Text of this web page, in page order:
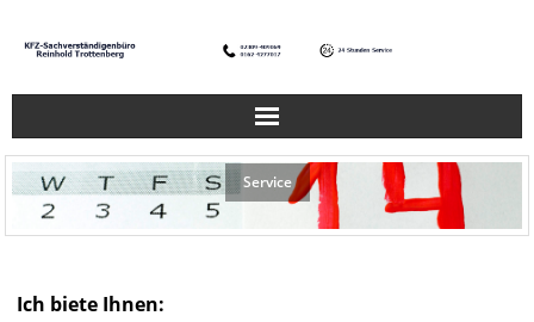
Home
Service
Ich biete Ihnen: